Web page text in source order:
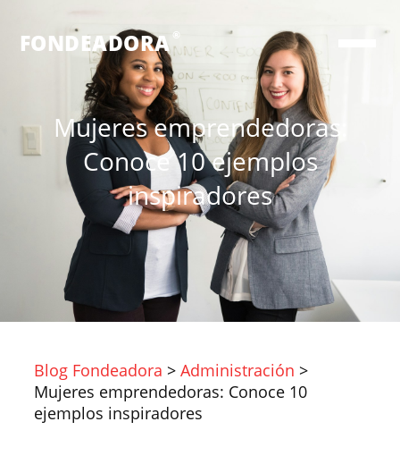
FONDEADORA ®
Mujeres emprendedoras:
Conoce 10 ejemplos
inspiradores
Blog Fondeadora > Administración >
Mujeres emprendedoras: Conoce 10
ejemplos inspiradores